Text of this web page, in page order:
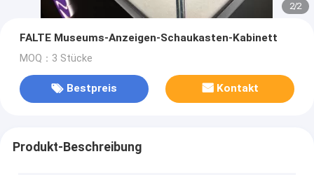
2/2
FALTE Museums-Anzeigen-Schaukasten-Kabinett
MOQ：3 Stücke
Bestpreis Kontakt
Produkt-Beschreibung